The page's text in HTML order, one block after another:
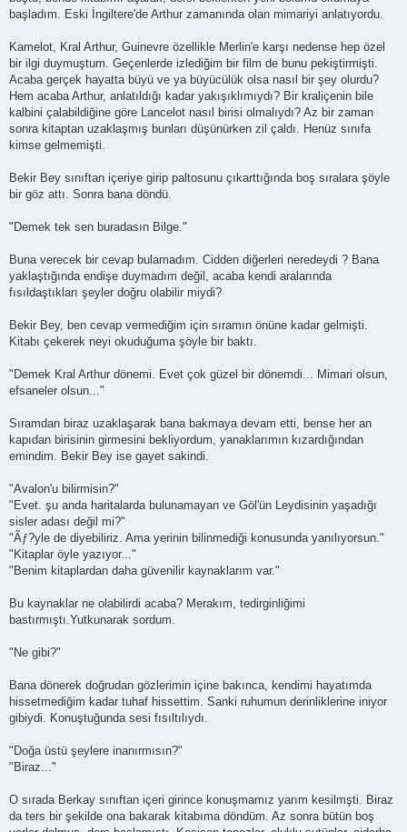
başladım. Eski İngiltere'de Arthur zamanında olan mimariyi anlatıyordu.
Kamelot, Kral Arthur, Guinevre özellikle Merlin'e karşı nedense hep özel
bir ilgi duymuştum. Geçenlerde izlediğim bir film de bunu pekiştirmişti.
Acaba gerçek hayatta büyü ve ya büyücülük olsa nasıl bir şey olurdu?
Hem acaba Arthur, anlatıldığı kadar yakışıklımıydı? Bir kraliçenin bile
kalbini çalabildiğine göre Lancelot nasıl birisi olmalıydı? Az bir zaman
sonra kitaptan uzaklaşmış bunları düşünürken zil çaldı. Henüz sınıfa
kimse gelmemişti.
Bekir Bey sınıftan içeriye girip paltosunu çıkarttığında boş sıralara şöyle
bir göz attı. Sonra bana döndü.
"Demek tek sen buradasın Bilge."
Buna verecek bir cevap bulamadım. Cidden diğerleri neredeydi ? Bana
yaklaştığında endişe duymadım değil, acaba kendi aralarında
fısıldaştıkları şeyler doğru olabilir miydi?
Bekir Bey, ben cevap vermediğim için sıramın önüne kadar gelmişti.
Kitabı çekerek neyi okuduğuma şöyle bir baktı.
"Demek Kral Arthur dönemi. Evet çok güzel bir dönemdi... Mimari olsun,
efsaneler olsun..."
Sıramdan biraz uzaklaşarak bana bakmaya devam etti, bense her an
kapıdan birisinin girmesini bekliyordum, yanaklarımın kızardığından
emindim. Bekir Bey ise gayet sakindi.
"Avalon'u bilirmisin?"
"Evet. şu anda haritalarda bulunamayan ve Göl'ün Leydisinin yaşadığı
sisler adası değil mi?"
"Ãƒ?yle de diyebiliriz. Ama yerinin bilinmediği konusunda yanılıyorsun."
"Kitaplar öyle yazıyor..."
"Benim kitaplardan daha güvenilir kaynaklarım var."
Bu kaynaklar ne olabilirdi acaba? Merakım, tedirginliğimi
bastırmıştı.Yutkunarak sordum.
"Ne gibi?"
Bana dönerek doğrudan gözlerimin içine bakınca, kendimi hayatımda
hissetmediğim kadar tuhaf hissettim. Sanki ruhumun derinliklerine iniyor
gibiydi. Konuştuğunda sesi fısıltılıydı.
"Doğa üstü şeylere inanırmısın?"
"Biraz..."
O sırada Berkay sınıftan içeri girince konuşmamız yarım kesilmşti. Biraz
da ters bir şekilde ona bakarak kitabıma döndüm. Az sonra bütün boş